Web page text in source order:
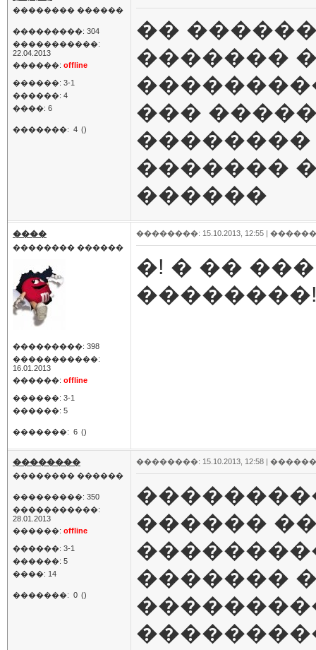
�������� ������
���������: 304
�����������:
22.04.2013
������: offline
������: 3-1
������: 4
����: 6
�������: 4 ()
��
�������
���
�������
������
����
�������� ������
���������: 398
�����������:
16.01.2013
������: offline
������: 3-1
������: 5
�������: 6 ()
��������: 15.10.2013, 12:55 |
�! � ��
��������
�������� ������
���������: 350
�����������:
28.01.2013
������: offline
������: 3-1
������: 5
����: 14
�������: 0 ()
��������: 15.10.2013, 12:58 |
������
�������